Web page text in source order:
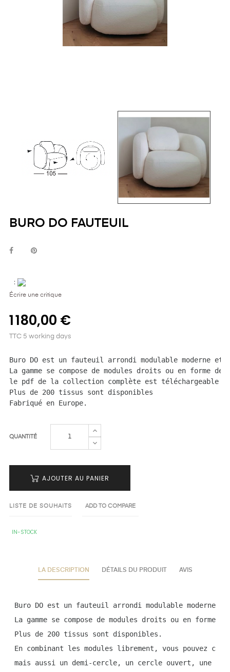
BURO DO FAUTEUIL
:
Écrire une critique
1 180,00 €
TTC 5 working days
Buro DO est un fauteuil arrondi modulable moderne
La gamme se compose de modules droits ou en forme
le pdf de la collection complète est téléchargeable
Plus de 200 tissus sont disponibles
Fabriqué en Europe.
QUANTITÉ
AJOUTER AU PANIER
LISTE DE SOUHAITS ADD TO COMPARE
IN-STOCK
LA DESCRIPTION DÉTAILS DU PRODUIT AVIS
Buro DO est un fauteuil arrondi modulable moderne
La gamme se compose de modules droits ou en forme
Plus de 200 tissus sont disponibles.
En combinant les modules librement, vous pouvez
mais aussi un demi-cercle, un cercle ouvert, une